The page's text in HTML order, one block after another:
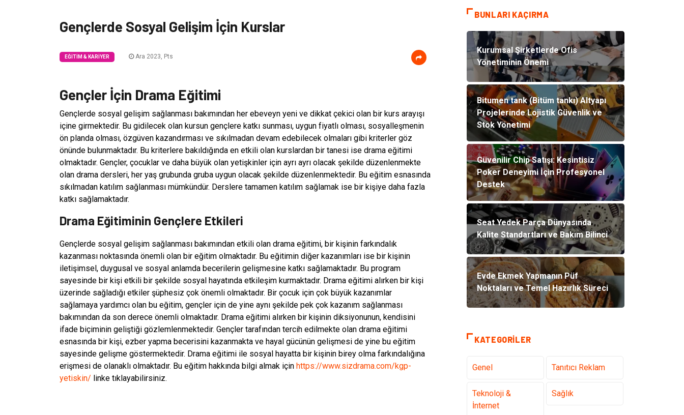
Gençlerde Sosyal Gelişim İçin Kurslar
EĞITIM & KARIYER Ara 2023, Pts
Gençler İçin Drama Eğitimi
Gençlerde sosyal gelişim sağlanması bakımından her ebeveyn yeni ve dikkat çekici olan bir kurs arayışı
içine girmektedir. Bu gidilecek olan kursun gençlere katkı sunması, uygun fiyatlı olması, sosyalleşmenin
ön planda olması, özgüven kazandırması ve sıkılmadan devam edebilecek olmaları gibi kriterler göz
önünde bulunmaktadır. Bu kriterlere bakıldığında en etkili olan kurslardan bir tanesi ise drama eğitimi
olmaktadır. Gençler, çocuklar ve daha büyük olan yetişkinler için ayrı ayrı olacak şekilde düzenlenmekte
olan drama dersleri, her yaş grubunda gruba uygun olacak şekilde düzenlenmektedir. Bu eğitim esnasında
sıkılmadan katılım sağlanması mümkündür. Derslere tamamen katılım sağlamak ise bir kişiye daha fazla
katkı sağlamaktadır.
Drama Eğitiminin Gençlere Etkileri
Gençlerde sosyal gelişim sağlanması bakımından etkili olan drama eğitimi, bir kişinin farkındalık
kazanması noktasında önemli olan bir eğitim olmaktadır. Bu eğitimin diğer kazanımları ise bir kişinin
iletişimsel, duygusal ve sosyal anlamda becerilerin gelişmesine katkı sağlamaktadır. Bu program
sayesinde bir kişi etkili bir şekilde sosyal hayatında etkileşim kurmaktadır. Drama eğitimi alırken bir kişi
üzerinde sağladığı etkiler şüphesiz çok önemli olmaktadır. Bir çocuk için çok büyük kazanımlar
sağlamaya yardımcı olan bu eğitim, gençler için de yine aynı şekilde pek çok kazanım sağlanması
bakımından da son derece önemli olmaktadır. Drama eğitimi alırken bir kişinin diksiyonunun, kendisini
ifade biçiminin geliştiği gözlemlenmektedir. Gençler tarafından tercih edilmekte olan drama eğitimi
esnasında bir kişi, ezber yapma becerisini kazanmakta ve hayal gücünün gelişmesi de yine bu eğitim
sayesinde gelişme göstermektedir. Drama eğitimi ile sosyal hayatta bir kişinin birey olma farkındalığına
erişmesi de olanaklı olmaktadır. Bu eğitim hakkında bilgi almak için https://www.sizdrama.com/kgp-
yetiskin/ linke tıklayabilirsiniz.
BUNLARI KAÇIRMA
Kurumsal Şirketlerde Ofis
Yönetiminin Önemi
Bitumen tank (Bitüm tankı) Altyapı
Projelerinde Lojistik Güvenlik ve
Stok Yönetimi
Güvenilir Chip Satışı: Kesintisiz
Poker Deneyimi İçin Profesyonel
Destek
Seat Yedek Parça Dünyasında
Kalite Standartları ve Bakım Bilinci
Evde Ekmek Yapmanın Püf
Noktaları ve Temel Hazırlık Süreci
KATEGORILER
Genel Tanıtıcı Reklam
Teknoloji &
İnternet
Sağlık